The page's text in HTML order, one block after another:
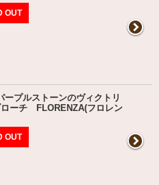
OUT
ープルストーンのヴィクトリ
ローチ FLORENZA(フロレン
OUT